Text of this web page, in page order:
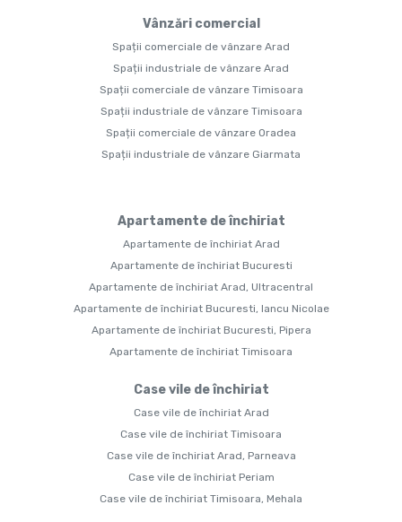
Vânzări comercial
Spații comerciale de vânzare Arad
Spații industriale de vânzare Arad
Spații comerciale de vânzare Timisoara
Spații industriale de vânzare Timisoara
Spații comerciale de vânzare Oradea
Spații industriale de vânzare Giarmata
Apartamente de închiriat
Apartamente de închiriat Arad
Apartamente de închiriat Bucuresti
Apartamente de închiriat Arad, Ultracentral
Apartamente de închiriat Bucuresti, Iancu Nicolae
Apartamente de închiriat Bucuresti, Pipera
Apartamente de închiriat Timisoara
Case vile de închiriat
Case vile de închiriat Arad
Case vile de închiriat Timisoara
Case vile de închiriat Arad, Parneava
Case vile de închiriat Periam
Case vile de închiriat Timisoara, Mehala